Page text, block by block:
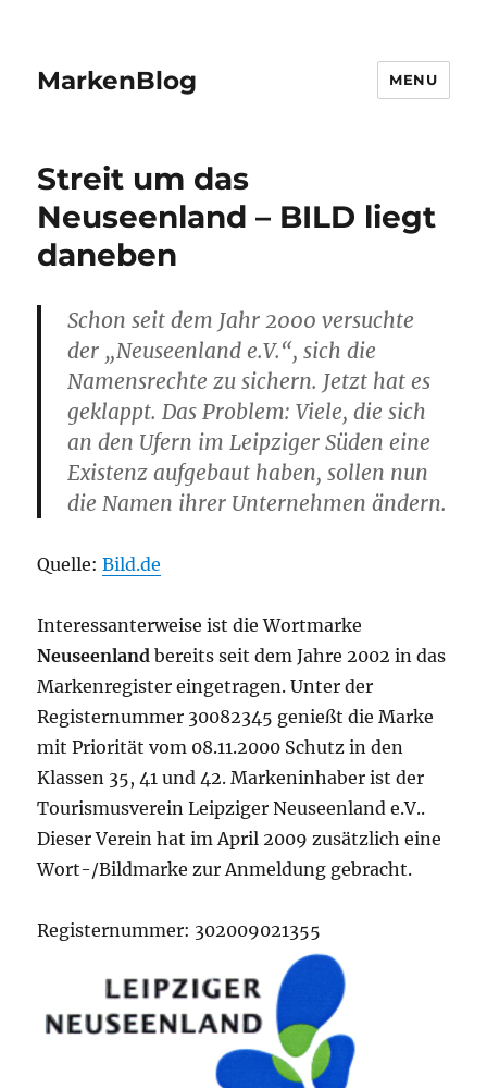
MarkenBlog MENU
Streit um das
Neuseenland – BILD liegt
daneben
Schon seit dem Jahr 2000 versuchte
der „Neuseenland e.V.“, sich die
Namensrechte zu sichern. Jetzt hat es
geklappt. Das Problem: Viele, die sich
an den Ufern im Leipziger Süden eine
Existenz aufgebaut haben, sollen nun
die Namen ihrer Unternehmen ändern.
Quelle:Bild.de
Interessanterweise ist die Wortmarke
Neuseenland bereits seit dem Jahre 2002 in das
Markenregister eingetragen. Unter der
Registernummer 30082345 genießt die Marke
mit Priorität vom 08.11.2000 Schutz in den
Klassen 35, 41 und 42. Markeninhaber ist der
Tourismusverein Leipziger Neuseenland e.V..
Dieser Verein hat im April 2009 zusätzlich eine
Wort-/Bildmarke zur Anmeldung gebracht.
Registernummer: 302009021355